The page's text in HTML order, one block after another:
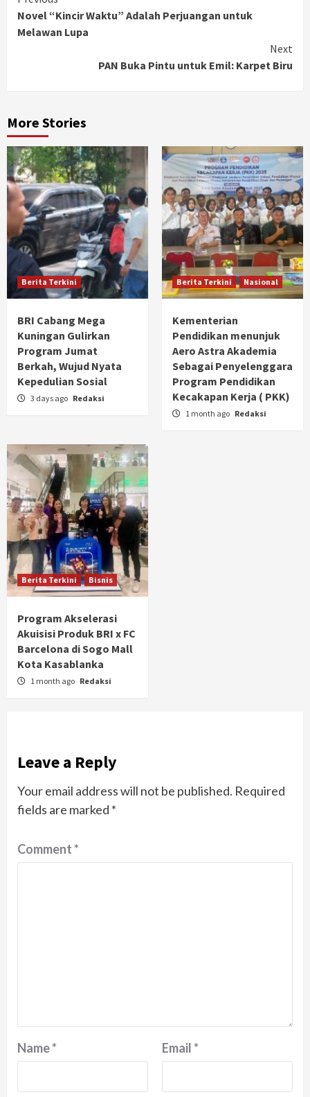
Reading
Novel “Kincir Waktu” Adalah Perjuangan untuk
Melawan Lupa
Next
PAN Buka Pintu untuk Emil: Karpet Biru
More Stories
Berita Terkini
BRI Cabang Mega
Kuningan Gulirkan
Program Jumat
Berkah, Wujud Nyata
Kepedulian Sosial
3 days ago Redaksi
Berita Terkini Nasional
Kementerian
Pendidikan menunjuk
Aero Astra Akademia
Sebagai Penyelenggara
Program Pendidikan
Kecakapan Kerja ( PKK)
1 month ago Redaksi
Berita Terkini Bisnis
Program Akselerasi
Akuisisi Produk BRI x FC
Barcelona di Sogo Mall
Kota Kasablanka
1 month ago Redaksi
Leave a Reply
Your email address will not be published. Required
fields are marked *
Comment*
Name* Email*